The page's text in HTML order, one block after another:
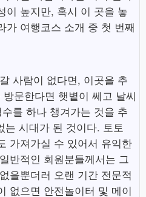
이 높지만, 혹시 이 곳을 놓
가 여행코스 소개 중 첫 번째
사람이 없다면, 이곳을 추
문한다면 햇볕이 쎄고 날씨
를 하나 챙겨가는 것을 추
시대가 된 것이다. 토토
가져가실 수 있어서 유익한
반적인 회원분들께서는 그
을뿐더러 오랜 기간 전문적
없으면 안전놀이터 및 메이